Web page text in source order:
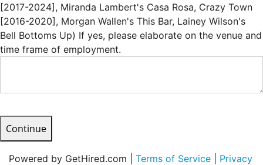
[2017-2024], Miranda Lambert's Casa Rosa, Crazy Town
[2016-2020], Morgan Wallen's This Bar, Lainey Wilson's
Bell Bottoms Up) If yes, please elaborate on the venue and
time frame of employment.
Continue
Powered by GetHired.com | Terms of Service
Privacy